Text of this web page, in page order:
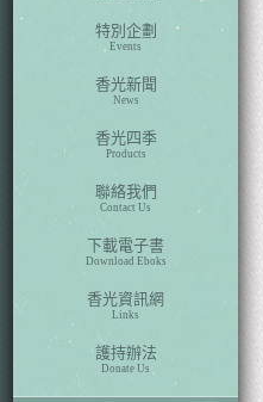
特別企劃
Events
香光新聞
News
香光四季
Products
聯絡我們
Contact Us
下載電子書
Download Eboks
香光資訊網
Links
護持辦法
Donate Us